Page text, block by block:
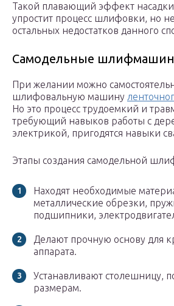
Такой плавающий эффект
упростит процесс шлифовки, но
остальных недостатков данного
Самодельные
При желании можно
шлифовальную машину
Но это процесс трудоемкий и
требующий навыков работы с
электрикой, пригодятся навыки
Этапы создания самодельной
Находят необходимые
металлические обрезки,
подшипники,
Делают прочную основу для
аппарата.
Устанавливают столешницу,
размерам.